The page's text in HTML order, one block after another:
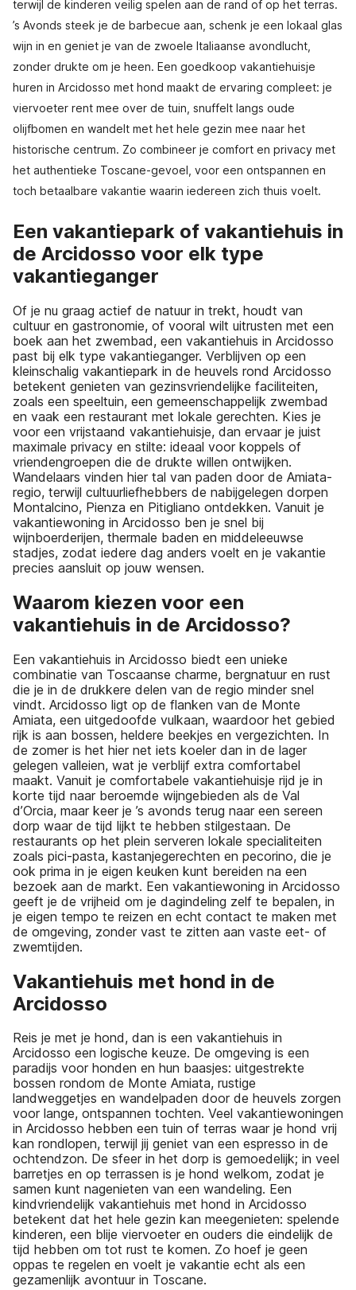
terwijl de kinderen veilig spelen aan de rand of op het terras.
’s Avonds steek je de barbecue aan, schenk je een lokaal glas
wijn in en geniet je van de zwoele Italiaanse avondlucht,
zonder drukte om je heen. Een goedkoop vakantiehuisje
huren in Arcidosso met hond maakt de ervaring compleet: je
viervoeter rent mee over de tuin, snuffelt langs oude
olijfbomen en wandelt met het hele gezin mee naar het
historische centrum. Zo combineer je comfort en privacy met
het authentieke Toscane-gevoel, voor een ontspannen en
toch betaalbare vakantie waarin iedereen zich thuis voelt.
Een vakantiepark of vakantiehuis in
de Arcidosso voor elk type
vakantieganger
Of je nu graag actief de natuur in trekt, houdt van
cultuur en gastronomie, of vooral wilt uitrusten met een
boek aan het zwembad, een vakantiehuis in Arcidosso
past bij elk type vakantieganger. Verblijven op een
kleinschalig vakantiepark in de heuvels rond Arcidosso
betekent genieten van gezinsvriendelijke faciliteiten,
zoals een speeltuin, een gemeenschappelijk zwembad
en vaak een restaurant met lokale gerechten. Kies je
voor een vrijstaand vakantiehuisje, dan ervaar je juist
maximale privacy en stilte: ideaal voor koppels of
vriendengroepen die de drukte willen ontwijken.
Wandelaars vinden hier tal van paden door de Amiata-
regio, terwijl cultuurliefhebbers de nabijgelegen dorpen
Montalcino, Pienza en Pitigliano ontdekken. Vanuit je
vakantiewoning in Arcidosso ben je snel bij
wijnboerderijen, thermale baden en middeleeuwse
stadjes, zodat iedere dag anders voelt en je vakantie
precies aansluit op jouw wensen.
Waarom kiezen voor een
vakantiehuis in de Arcidosso?
Een vakantiehuis in Arcidosso biedt een unieke
combinatie van Toscaanse charme, bergnatuur en rust
die je in de drukkere delen van de regio minder snel
vindt. Arcidosso ligt op de flanken van de Monte
Amiata, een uitgedoofde vulkaan, waardoor het gebied
rijk is aan bossen, heldere beekjes en vergezichten. In
de zomer is het hier net iets koeler dan in de lager
gelegen valleien, wat je verblijf extra comfortabel
maakt. Vanuit je comfortabele vakantiehuisje rijd je in
korte tijd naar beroemde wijngebieden als de Val
d’Orcia, maar keer je ’s avonds terug naar een sereen
dorp waar de tijd lijkt te hebben stilgestaan. De
restaurants op het plein serveren lokale specialiteiten
zoals pici-pasta, kastanjegerechten en pecorino, die je
ook prima in je eigen keuken kunt bereiden na een
bezoek aan de markt. Een vakantiewoning in Arcidosso
geeft je de vrijheid om je dagindeling zelf te bepalen, in
je eigen tempo te reizen en echt contact te maken met
de omgeving, zonder vast te zitten aan vaste eet- of
zwemtijden.
Vakantiehuis met hond in de
Arcidosso
Reis je met je hond, dan is een vakantiehuis in
Arcidosso een logische keuze. De omgeving is een
paradijs voor honden en hun baasjes: uitgestrekte
bossen rondom de Monte Amiata, rustige
landweggetjes en wandelpaden door de heuvels zorgen
voor lange, ontspannen tochten. Veel vakantiewoningen
in Arcidosso hebben een tuin of terras waar je hond vrij
kan rondlopen, terwijl jij geniet van een espresso in de
ochtendzon. De sfeer in het dorp is gemoedelijk; in veel
barretjes en op terrassen is je hond welkom, zodat je
samen kunt nagenieten van een wandeling. Een
kindvriendelijk vakantiehuis met hond in Arcidosso
betekent dat het hele gezin kan meegenieten: spelende
kinderen, een blije viervoeter en ouders die eindelijk de
tijd hebben om tot rust te komen. Zo hoef je geen
oppas te regelen en voelt je vakantie echt als een
gezamenlijk avontuur in Toscane.